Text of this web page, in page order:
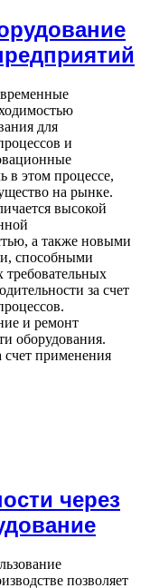
для
и
в этом процессе,
на рынке.
высокой
а также новыми
способными
требовательных
за счет
и ремонт
оборудования.
счет применения
через
позволяет